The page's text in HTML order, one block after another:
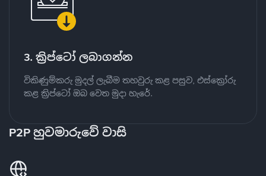
3. ක්‍රිප්ටෝ ලබාගන්න
විකිණුම්කරු මුදල් ලැබීම තහවුරු කළ පසුව, එස්ක්‍රෝරු
කළ ක්‍රිප්ටෝ ඔබ වෙත මුදා හැරේ.
P2P හුවමාරුවේ වාසි